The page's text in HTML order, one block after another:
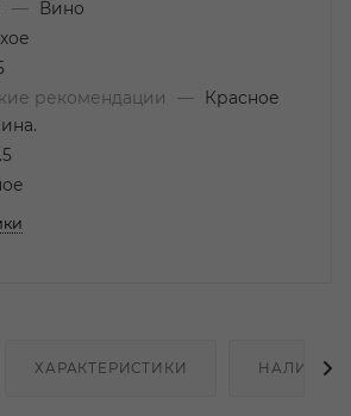
—
Вино
рекомендации
—
Красное
ХАРАКТЕРИСТИКИ НАЛИЧИЕ